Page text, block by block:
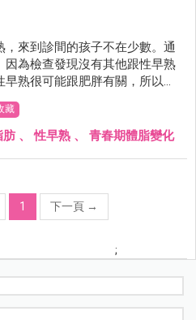
來到診間的孩子不在少數。通
為檢查發現沒有其他跟性早熟
熟很可能跟肥胖有關，所以來
天就來聊聊兒童肥胖、體脂肪與
藏
肪、性早熟 、 青春期體脂變化
1 下一頁 →
;